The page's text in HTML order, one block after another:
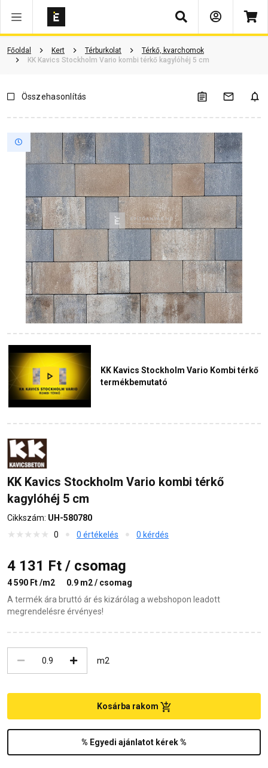
Keresés
Főoldal Kert Térburkolat
Térkő, kvarchomok
KK Kavics Stockholm Vario kombi térkő kagylóhéj 5 cm
Vásárlói vélemények Kérdések és válaszok Kapcsolódó cikkek
KK Kavics Stockholm Vario Kombi térkő
termékbemutató
Összehasonlítás
KK Kavics Stockholm Vario kombi térkő
kagylóhéj 5 cm
Cikkszám: UH-580780
0
0 értékelés 0 kérdés
4 131 Ft / csomag
4 590 Ft /m2
0.9 m2 / csomag
A termék ára bruttó ár és kizárólag a webshopon leadott
megrendelésre érvényes!
m2
% Egyedi ajánlatot kérek %
Kosárba rakom